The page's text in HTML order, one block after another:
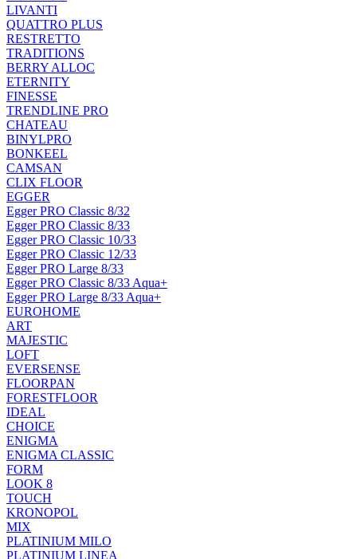
LIVANTI
QUATTRO PLUS
RESTRETTO
TRADITIONS
BERRY ALLOC
ETERNITY
FINESSE
TRENDLINE PRO
CHATEAU
BINYLPRO
BONKEEL
CAMSAN
CLIX FLOOR
EGGER
Egger PRO Classic 8/32
Egger PRO Classic 8/33
Egger PRO Classic 10/33
Egger PRO Classic 12/33
Egger PRO Large 8/33
Egger PRO Classic 8/33 Aqua+
Egger PRO Large 8/33 Aqua+
EUROHOME
ART
MAJESTIC
LOFT
EVERSENSE
FLOORPAN
FORESTFLOOR
IDEAL
CHOICE
ENIGMA
ENIGMA CLASSIC
FORM
LOOK 8
TOUCH
KRONOPOL
MIX
PLATINIUM MILO
PLATINIUM LINEA